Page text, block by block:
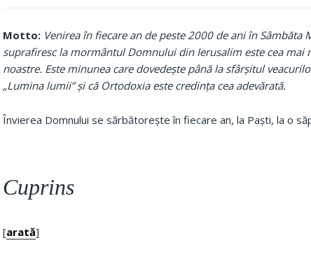
Motto: Venirea în fiecare an de peste 2000 de ani în Sâmbăta
suprafiresc la mormântul Domnului din Ierusalim este cea mai
noastre. Este minunea care dovedeşte până la sfârşitul
„Lumina lumii” şi că Ortodoxia este credinţa cea adevărată.
Învierea Domnului se sărbătoreşte în fiecare an, la Paşti, la o
Cuprins
[arată]